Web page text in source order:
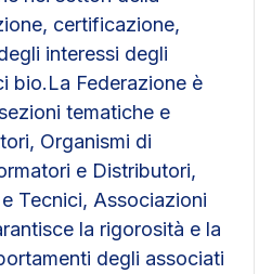
certificazione,
interessi degli
bio.La Federazione è
tematiche e
Organismi di
e Distributori,
Tecnici, Associazioni
la rigorosità e la
degli associati